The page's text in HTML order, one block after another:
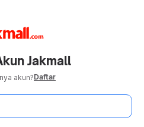
Jakmall
akun?Daftar